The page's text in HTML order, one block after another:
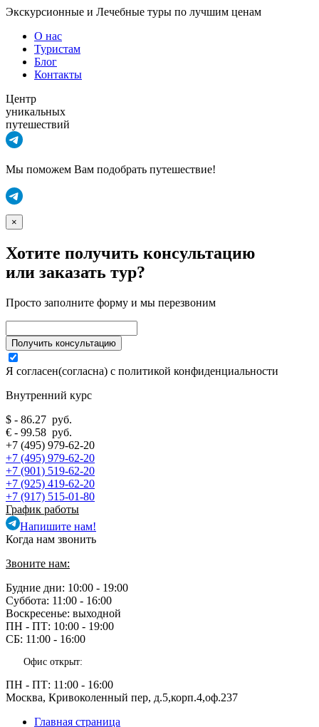
Экскурсионные и Лечебные туры по лучшим ценам
О нас
Туристам
Блог
Контакты
Центр
уникальных
путешествий
Мы поможем Вам подобрать путешествие!
×
Хотите получить консультацию
или заказать тур?
Просто заполните форму и мы перезвоним
Я согласен(согласна) с политикой конфиденциальности
Внутренний курс
$ - 86.27 руб.
€ - 99.58 руб.
+7 (495) 979-62-20
+7 (495) 979-62-20
+7 (901) 519-62-20
+7 (925) 419-62-20
+7 (917) 515-01-80
График работы
Напишите нам!
Когда нам звонить
Звоните нам:
Будние дни: 10:00 - 19:00
Суббота: 11:00 - 16:00
Воскресенье: выходной
ПН - ПТ: 10:00 - 19:00
СБ: 11:00 - 16:00
Офис открыт:
ПН - ПТ: 11:00 - 16:00
Москва, Кривоколенный пер, д.5,корп.4,оф.237
Главная страница